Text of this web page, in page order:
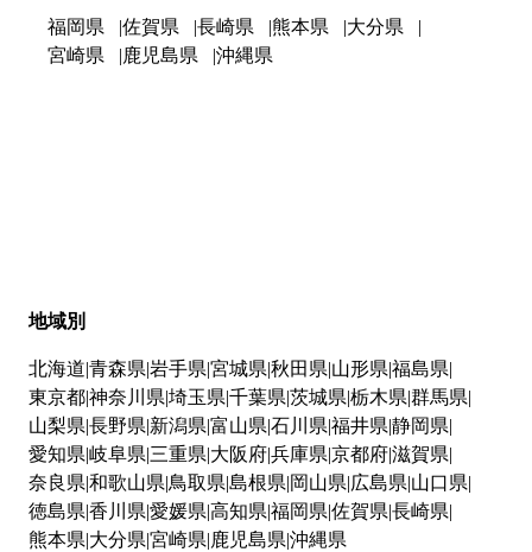
福岡県 佐賀県 長崎県 熊本県
大分県
宮崎県
鹿児島県 沖縄県
地域別
北海道 青森県 岩手県 宮城県 秋田県 山形県 福島県
東京都神奈川県 埼玉県 千葉県 茨城県 栃木県 群馬県
山梨県 長野県 新潟県 富山県 石川県 福井県 静岡県
愛知県 岐阜県 三重県 大阪府兵庫県 京都府滋賀県
奈良県 和歌山県 鳥取県 島根県 岡山県 広島県 山口県
徳島県 香川県 愛媛県 高知県 福岡県 佐賀県 長崎県
熊本県 大分県 宮崎県 鹿児島県 沖縄県